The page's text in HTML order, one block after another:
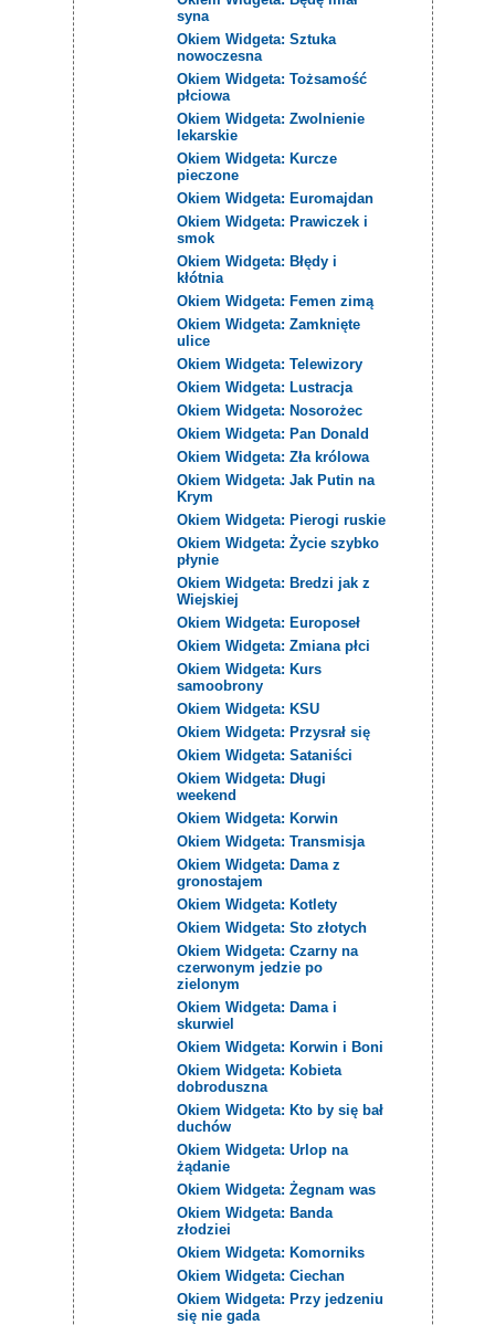
syna
Okiem Widgeta: Sztuka
nowoczesna
Okiem Widgeta: Tożsamość
płciowa
Okiem Widgeta: Zwolnienie
lekarskie
Okiem Widgeta: Kurcze
pieczone
Okiem Widgeta: Euromajdan
Okiem Widgeta: Prawiczek i
smok
Okiem Widgeta: Błędy i
kłótnia
Okiem Widgeta: Femen zimą
Okiem Widgeta: Zamknięte
ulice
Okiem Widgeta: Telewizory
Okiem Widgeta: Lustracja
Okiem Widgeta: Nosorożec
Okiem Widgeta: Pan Donald
Okiem Widgeta: Zła królowa
Okiem Widgeta: Jak Putin na
Krym
Okiem Widgeta: Pierogi ruskie
Okiem Widgeta: Życie szybko
płynie
Okiem Widgeta: Bredzi jak z
Wiejskiej
Okiem Widgeta: Europoseł
Okiem Widgeta: Zmiana płci
Okiem Widgeta: Kurs
samoobrony
Okiem Widgeta: KSU
Okiem Widgeta: Przysrał się
Okiem Widgeta: Sataniści
Okiem Widgeta: Długi
weekend
Okiem Widgeta: Korwin
Okiem Widgeta: Transmisja
Okiem Widgeta: Dama z
gronostajem
Okiem Widgeta: Kotlety
Okiem Widgeta: Sto złotych
Okiem Widgeta: Czarny na
czerwonym jedzie po
zielonym
Okiem Widgeta: Dama i
skurwiel
Okiem Widgeta: Korwin i Boni
Okiem Widgeta: Kobieta
dobroduszna
Okiem Widgeta: Kto by się bał
duchów
Okiem Widgeta: Urlop na
żądanie
Okiem Widgeta: Żegnam was
Okiem Widgeta: Banda
złodziei
Okiem Widgeta: Komorniks
Okiem Widgeta: Ciechan
Okiem Widgeta: Przy jedzeniu
się nie gada